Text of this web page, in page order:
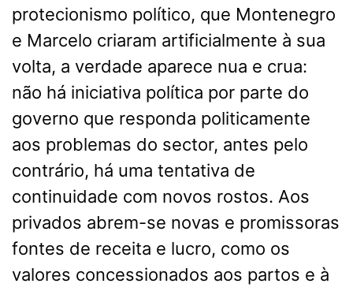
protecionismo político, que Montenegro
e Marcelo criaram artificialmente à sua
volta, a verdade aparece nua e crua:
não há iniciativa política por parte do
governo que responda politicamente
aos problemas do sector, antes pelo
contrário, há uma tentativa de
continuidade com novos rostos. Aos
privados abrem-se novas e promissoras
fontes de receita e lucro, como os
valores concessionados aos partos e à